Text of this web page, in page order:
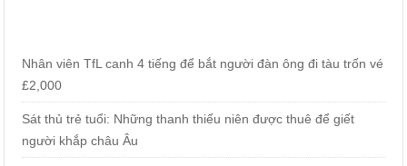
Nhân viên TfL canh 4 tiếng để bắt người đàn ông đi tàu trốn vé
£2,000
Sát thủ trẻ tuổi: Những thanh thiếu niên được thuê để giết
người khắp châu Âu